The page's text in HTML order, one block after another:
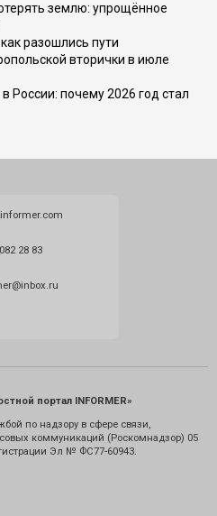
землю: упрощённое
разошлись пути
вторички в июле
России: почему 2026 год стал
28 83
портал INFORMER»
по надзору в сфере связи,
коммуникаций (Роскомнадзор) 05
Эл № ФС77-60943.